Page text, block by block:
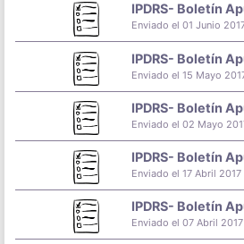
IPDRS- Boletín
Enviado el 01 Junio
IPDRS- Boletín
Enviado el 15 Mayo
IPDRS- Boletín
Enviado el 02 Mayo
IPDRS- Boletín
Enviado el 17 Abril 2017
IPDRS- Boletín
Enviado el 07 Abril 2017